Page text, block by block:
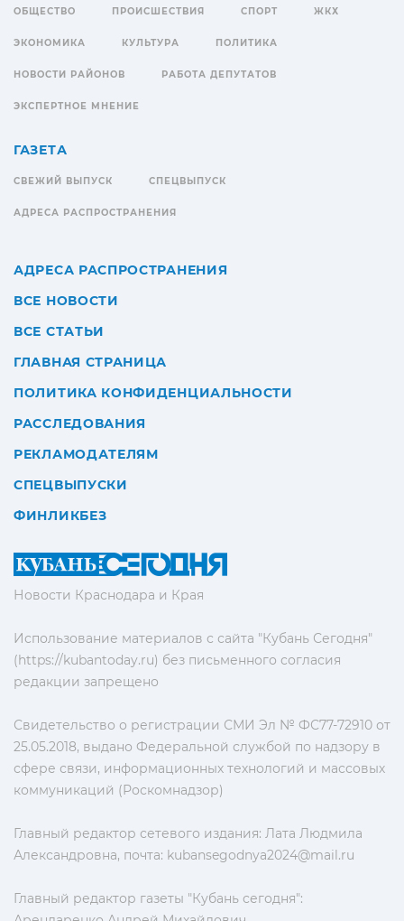
Новости Краснодара и Края
Использование материалов с сайта "Кубань Сегодня"
(https://kubantoday.ru) без письменного согласия
редакции запрещено
Свидетельство о регистрации СМИ Эл № ФС77-72910 от
25.05.2018, выдано Федеральной службой по надзору в
сфере связи, информационных технологий и массовых
коммуникаций (Роскомнадзор)
Главный редактор сетевого издания: Лата Людмила
Александровна, почта: kubansegodnya2024@mail.ru
Главный редактор газеты "Кубань сегодня":
ОБЩЕСТВО ПРОИСШЕСТВИЯ СПОРТ ЖКХ
ЭКОНОМИКА КУЛЬТУРА ПОЛИТИКА
НОВОСТИ РАЙОНОВ РАБОТА ДЕПУТАТОВ
ЭКСПЕРТНОЕ МНЕНИЕ
ГАЗЕТА
СВЕЖИЙ ВЫПУСК СПЕЦВЫПУСК
АДРЕСА РАСПРОСТРАНЕНИЯ
АДРЕСА РАСПРОСТРАНЕНИЯ
ВСЕ НОВОСТИ
ВСЕ СТАТЬИ
ГЛАВНАЯ СТРАНИЦА
ПОЛИТИКА КОНФИДЕНЦИАЛЬНОСТИ
РАССЛЕДОВАНИЯ
РЕКЛАМОДАТЕЛЯМ
СПЕЦВЫПУСКИ
ФИНЛИКБЕЗ